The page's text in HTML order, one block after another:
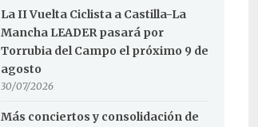
La II Vuelta Ciclista a Castilla-La
Mancha LEADER pasará por
Torrubia del Campo el próximo 9 de
agosto
30/07/2026
Más conciertos y consolidación de